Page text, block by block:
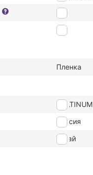
1
Нет
Пленка
PLATINUM
Россия
Китай